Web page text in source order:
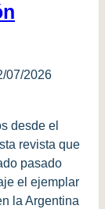
07/2026
desde el
revista que
pasado
el ejemplar
la Argentina